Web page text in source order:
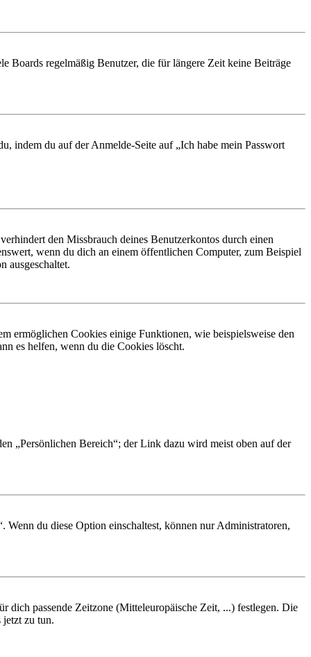
Boards regelmäßig Benutzer, die für längere Zeit keine Beiträge
indem du auf der Anmelde-Seite auf „Ich habe mein Passwort
den Missbrauch deines Benutzerkontos durch einen
wenn du dich an einem öffentlichen Computer, zum Beispiel
ausgeschaltet.
ermöglichen Cookies einige Funktionen, wie beispielsweise den
es helfen, wenn du die Cookies löscht.
„Persönlichen Bereich“; der Link dazu wird meist oben auf der
du diese Option einschaltest, können nur Administratoren,
dich passende Zeitzone (Mitteleuropäische Zeit, ...) festlegen. Die
jetzt zu tun.